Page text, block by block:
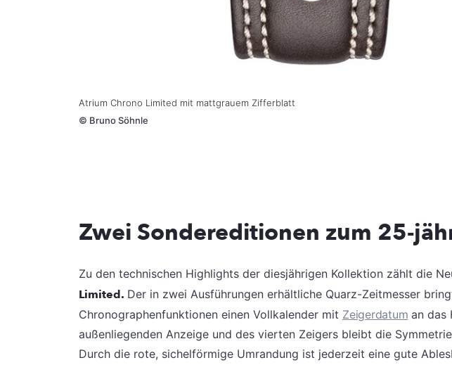
Atrium Chrono Limited mit mattgrauem Zifferblatt
© Bruno Söhnle
Zwei Sondereditionen zum 25-
Zu den technischen Highlights der diesjährigen Kollektion zählt die
Limited. Der in zwei Ausführungen erhältliche Quarz-Zeitmesser
Chronographenfunktionen einen Vollkalender mit Zeigerdatum an das
außenliegenden Anzeige und des vierten Zeigers bleibt die
Durch die rote, sichelförmige Umrandung ist jederzeit eine gute